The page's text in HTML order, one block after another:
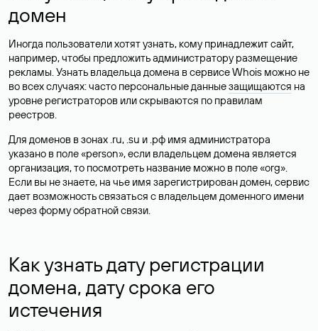
домен
Иногда пользователи хотят узнать, кому принадлежит сайт,
например, чтобы предложить администратору размещение
рекламы. Узнать владельца домена в сервисе Whois можно не
во всех случаях: часто персональные данныезащищаются на
уровне регистраторов или скрываются по правилам
реестров.
Для доменов в зонах .ru, .su и .рф имя администратора
указано в поле «person», если владельцем домена является
организация, то посмотреть название можно в поле «org».
Если вы не знаете, на чье имя зарегистрирован домен, сервис
дает возможность связаться с владельцем доменного имени
через форму обратной связи.
Как узнать дату регистрации
домена, дату срока его
истечения